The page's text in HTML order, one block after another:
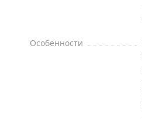
Особенности